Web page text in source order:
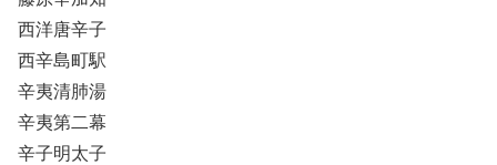
西洋唐辛子
西辛島町駅
辛夷清肺湯
辛夷第二幕
辛子明太子